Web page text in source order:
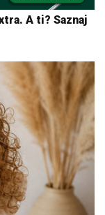
A ti? Saznaj